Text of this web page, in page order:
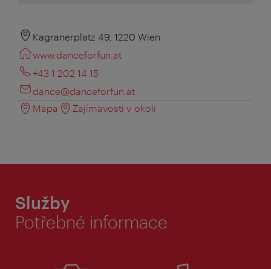
Kagranerplatz 49, 1220 Wien
www.danceforfun.at
+43 1 202 14 15
dance@danceforfun.at
Mapa
Zajímavosti v okolí
Služby
Potřebné informace